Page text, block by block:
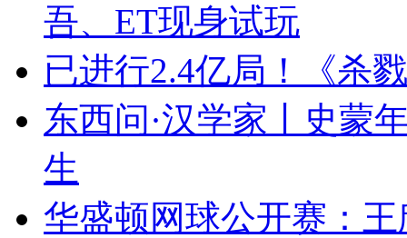
吾、ET现身试玩
已进行2.4亿局！《杀
东西问·汉学家丨史蒙
生
华盛顿网球公开赛：